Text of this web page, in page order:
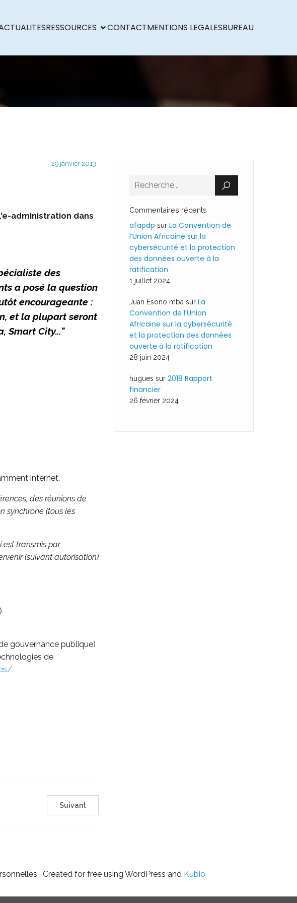
RESSOURCES CONTACTMENTIONS LEGALESBUREAU
29 janvier 2013
administration dans
des
a posé la question
encourageante :
et la plupart seront
Smart City…"
internet.
des réunions de
synchrone (tous les
est transmis par
(suivant autorisation)
gouvernance publique)
de
.
Suivant
Commentaires récents
afapdp sur La Convention de
l’Union Africaine sur la
cybersécurité et la protection
des données ouverte à la
ratification
1 juillet 2024
Juan Esono mba sur La
Convention de l’Union
Africaine sur la cybersécurité
et la protection des données
ouverte à la ratification
28 juin 2024
hugues sur 2018 Rapport
financier
26 février 2024
. Created for free using WordPress and Kubio